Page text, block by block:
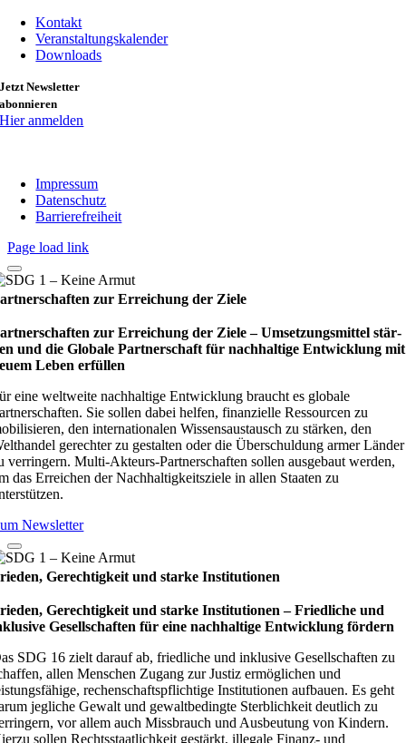
Kontakt
Veranstaltungskalender
Downloads
Jetzt Newsletter
abonnieren
Hier anmelden
Impressum
Datenschutz
Barrierefreiheit
Page load link
zur Erreichung der Ziele
zur Erreichung der Ziele – Umset­zungs­mit­tel stär­
und die Glo­bale Part­ner­schaft für nach­hal­tige Ent­wick­lung mit
Leben erfül­len
eine weltweite nachhaltige Entwicklung braucht es globale
Sie sollen dabei helfen, finanzielle Ressourcen zu
den internationalen Wissensaustausch zu stärken, den
gerechter zu gestalten oder die Überschuldung armer Länder
verringern. Multi-Akteurs-Partnerschaften sollen ausgebaut werden,
das Erreichen der Nachhaltigkeitsziele in allen Staaten zu
Newsletter
Gerechtigkeit und starke Institutionen
Gerechtigkeit und starke Institutionen – Fried­li­che und
Gesell­schaf­ten für eine nach­hal­tige Ent­wick­lung för­dern
SDG 16 zielt darauf ab, friedliche und inklusive Gesellschaften zu
allen Menschen Zugang zur Justiz ermöglichen und
rechenschaftspflichtige Institutionen aufbauen. Es geht
jegliche Gewalt und gewaltbedingte Sterblichkeit deutlich zu
vor allem auch Missbrauch und Ausbeutung von Kindern.
sollen Rechtsstaatlichkeit gestärkt, illegale Finanz- und